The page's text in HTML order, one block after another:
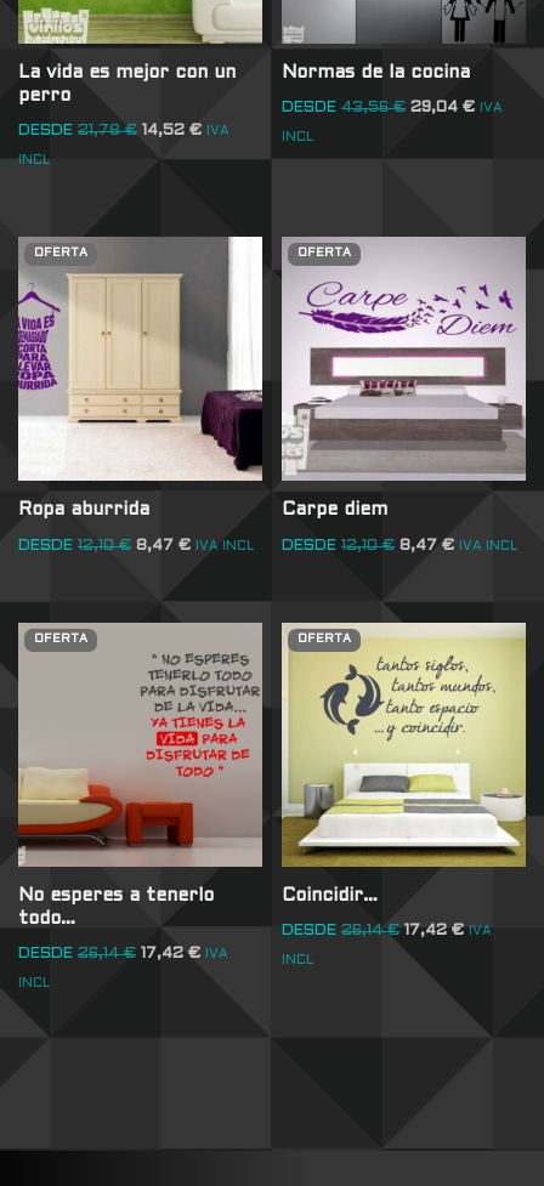
La vida es mejor con un
perro
DESDE 21,78€ 14,52 € IVA
INCL
Normas de la cocina
DESDE 43,56€ 29,04€ IVA
INCL
OFERTA
Ropa aburrida
DESDE 12,10€ 8,47 € IVA INCL
OFERTA
Carpe diem
DESDE 12,10€ 8,47€ IVA INCL
OFERTA
No esperes a tenerlo
todo…
DESDE 26,14€ 17,42 € IVA
INCL
OFERTA
Coincidir…
DESDE 26,14€ 17,42€ IVA
INCL